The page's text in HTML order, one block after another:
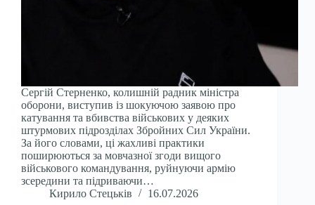
Сергій Стерненко, колишній радник міністра
оборони, виступив із шокуючою заявою про
катування та вбивства військових у деяких
штурмових підрозділах Збройних Сил України.
За його словами, ці жахливі практики
поширюються за мовчазної згоди вищого
військового командування, руйнуючи армію
зсередини та підриваючи…
Кирило Стецьків
16.07.2026